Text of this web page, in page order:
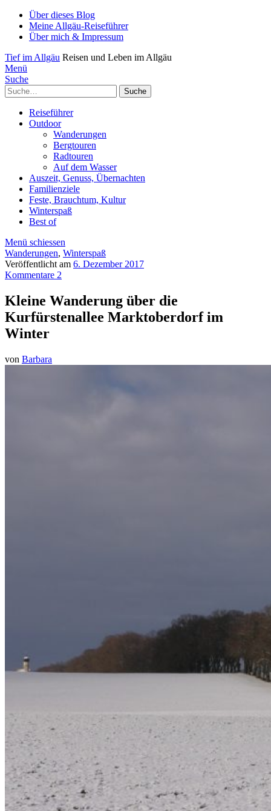
Über dieses Blog
Meine Allgäu-Reiseführer
Über mich & Impressum
Tief im Allgäu Reisen und Leben im Allgäu
Menü
Suche
Suche
Reiseführer
Outdoor
Wanderungen
Bergtouren
Radtouren
Auf dem Wasser
Auszeit, Genuss, Übernachten
Familienziele
Feste, Brauchtum, Kultur
Winterspaß
Best of
Menü schiessen
Wanderungen, Winterspaß
Veröffentlicht am 6. Dezember 2017
Kommentare 2
Kleine Wanderung über die
Kurfürstenallee Marktoberdorf im
Winter
von Barbara